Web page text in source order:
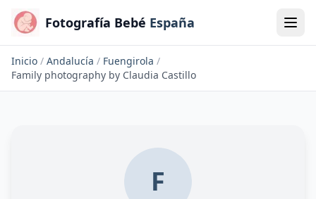
Fotografía Bebé España
Inicio / Andalucía / Fuengirola /
Family photography by Claudia Castillo
F